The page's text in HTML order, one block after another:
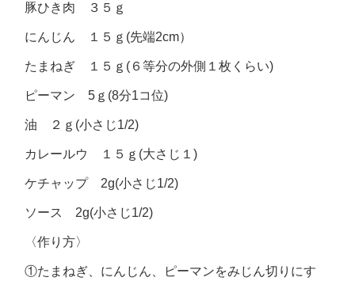
豚ひき肉 ３５ｇ
にんじん １５ｇ(先端2cm）
たまねぎ １５ｇ(６等分の外側１枚くらい)
ピーマン 5ｇ(8分1コ位)
油 ２ｇ(小さじ1/2)
カレールウ １５ｇ(大さじ１)
ケチャップ 2g(小さじ1/2)
ソース 2g(小さじ1/2)
〈作り方〉
①たまねぎ、にんじん、ピーマンをみじん切りにす